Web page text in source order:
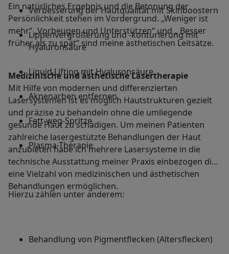
Verbesserung der Hautqualität mit Skinboostern
Lippenvergrößerung und -konturierung mit
Hyaluronsäure
Liquid Lifting mit Hyaluronsäure
Aknenarben entfernen
Fett-weg-Spritze
Plasma-Therapie
Ein natürliches Ergebnis und die Betonung der
Persönlichkeit stehen im Vordergrund. „Weniger ist
mehr“ „Vorbeugen und Unterstützen“ und „ Besser
früher als zu spät“ sind meine ästhetischen Leitsätze.
Medizinische und ästhetische Lasertherapie
Mit Hilfe von modernen und differenzierten
Lasersystemen ist es möglich Hautstrukturen gezielt
und präzise zu behandeln ohne die umliegende
gesunde Haut zu schädigen. Um meinen Patienten
zahlreiche lasergestützte Behandlungen der Haut
anzubieten habe ich mehrere Lasersysteme in die
technische Ausstattung meiner Praxis einbezogen die
eine Vielzahl von medizinischen und ästhetischen
Behandlungen ermöglichen.
Hierzu zählen unter anderem:
Behandlung von Pigmentflecken (Altersflecken)